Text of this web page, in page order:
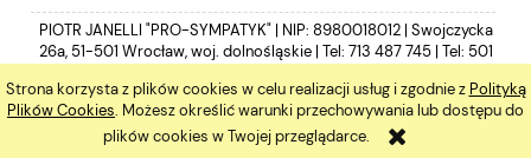
Strona korzysta z plików cookies w celu realizacji usług i zgodnie z Polityką
Plików Cookies. Możesz określić warunki przechowywania lub dostępu do
plików cookies w Twojej przeglądarce.
PIOTR JANELLI "PRO-SYMPATYK" | NIP: 8980018012 | Swojczycka
26a, 51-501 Wrocław, woj. dolnośląskie | Tel: 713 487 745| Tel: 501
pokaż pełną wersję strony
Sklep internetowy Shoper.pl